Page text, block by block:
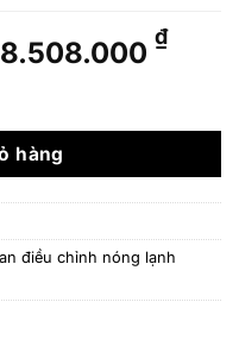
Giá
gốc
10.535.000 ₫.
8.508.000 ₫Giá
là:
số lượng
hàng
điều chỉnh nóng lạnh